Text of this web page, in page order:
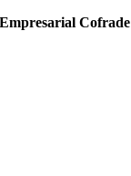
Cofrade